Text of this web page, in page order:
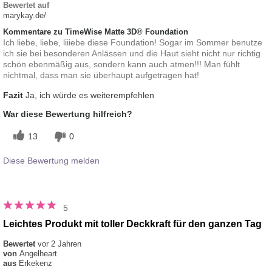
Bewertet auf
marykay.de/
Kommentare zu TimeWise Matte 3D® Foundation
Ich liebe, liebe, liiiebe diese Foundation! Sogar im Sommer benutze
ich sie bei besonderen Anlässen und die Haut sieht nicht nur richtig
schön ebenmäßig aus, sondern kann auch atmen!!! Man fühlt
nichtmal, dass man sie überhaupt aufgetragen hat!
Fazit Ja, ich würde es weiterempfehlen
War diese Bewertung hilfreich?
13 0
Diese Bewertung melden
5
Leichtes Produkt mit toller Deckkraft für den ganzen Tag
Bewertet vor 2 Jahren
von Angelheart
aus Erkekenz